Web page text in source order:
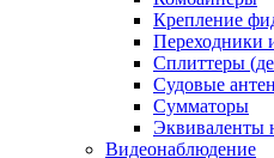
Крепление
Переходники
Сплиттеры
Судовые
Сумматоры
Эквиваленты
Видеонаблюдение